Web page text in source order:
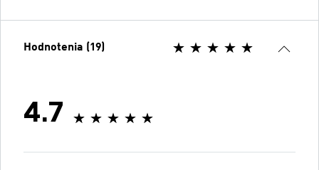
Hodnotenia (19)
4.7